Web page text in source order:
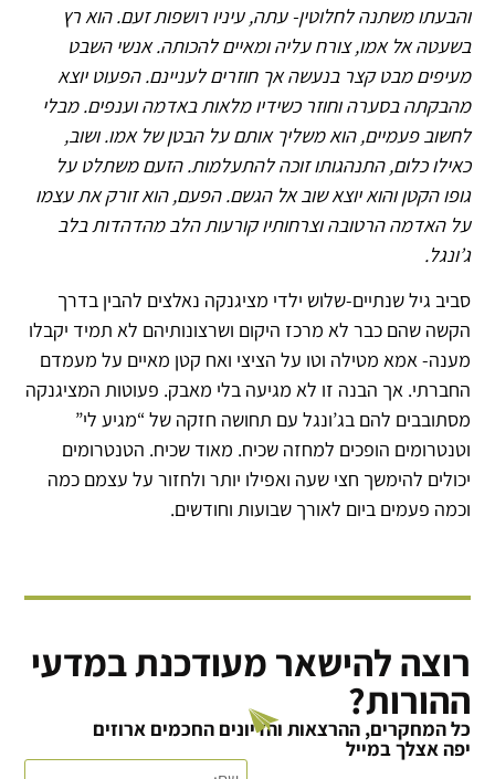
והבעתו משתנה לחלוטין- עתה, עיניו רושפות זעם. הוא רץ
בשעטה אל אמו, צורח עליה ומאיים להכותה. אנשי השבט
מעיפים מבט קצר בנעשה אך חוזרים לעניינם. הפעוט יוצא
מהבקתה בסערה וחוזר כשידיו מלאות באדמה וענפים. מבלי
לחשוב פעמיים, הוא משליך אותם על הבטן של אמו. ושוב,
כאילו כלום, התנהגותו זוכה להתעלמות. הזעם משתלט על
גופו הקטן והוא יוצא שוב אל הגשם. הפעם, הוא זורק את עצמו
על האדמה הרטובה וצרחותיו קורעות הלב מהדהדות בלב
ג’ונגל.
סביב גיל שנתיים-שלוש ילדי מציגנקה נאלצים להבין בדרך
הקשה שהם כבר לא מרכז היקום ושרצונותיהם לא תמיד יקבלו
מענה- אמא מטילה וטו על הציצי ואח קטן מאיים על מעמדם
החברתי. אך הבנה זו לא מגיעה בלי מאבק. פעוטות המציגנקה
מסתובבים להם בג’ונגל עם תחושה חזקה של “מגיע לי”
וטנטרומים הופכים למחזה שכיח. מאוד שכיח. הטנטרומים
יכולים להימשך חצי שעה ואפילו יותר ולחזור על עצמם כמה
וכמה פעמים ביום לאורך שבועות וחודשים.
רוצה להישאר מעודכנת במדעי
ההורות?
כל המחקרים, ההרצאות והדיונים החכמים ארוזים
יפה אצלך במייל